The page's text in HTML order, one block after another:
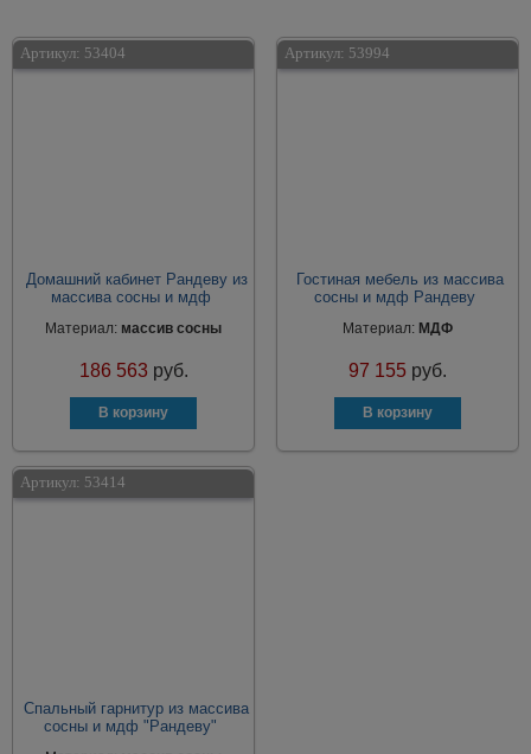
Артикул: 53404
Домашний кабинет Рандеву из
массива сосны и мдф
Материал: массив сосны
186 563 руб.
Артикул: 53994
Гостиная мебель из массива
сосны и мдф Рандеву
Материал: МДФ
97 155 руб.
Артикул: 53414
Спальный гарнитур из массива
сосны и мдф "Рандеву"